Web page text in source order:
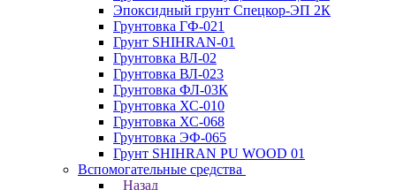
Эпоксидный грунт Спецкор-ЭП 2К
Грунтовка ГФ-021
Грунт SHIHRAN-01
Грунтовка ВЛ-02
Грунтовка ВЛ-023
Грунтовка ФЛ-03К
Грунтовка ХС-010
Грунтовка ХС-068
Грунтовка ЭФ-065
Грунт SHIHRAN PU WOOD 01
Вспомогательные средства
Назад